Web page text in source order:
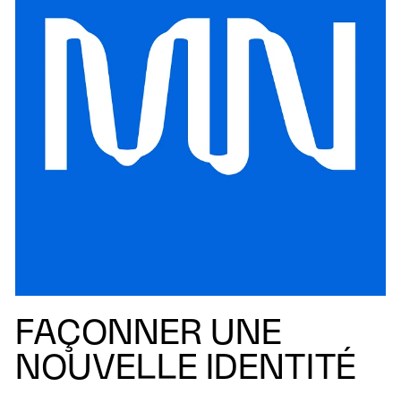
FAÇONNER UNE
NOUVELLE IDENTITÉ